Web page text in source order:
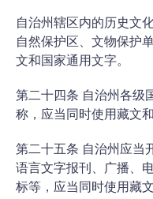
自治州辖区内的历史文
自然保护区、文物保护
文和国家通用文字。
第二十四条 自治州各级
称，应当同时使用藏文
第二十五条 自治州应当
语言文字报刊、广播、
标等，应当同时使用藏